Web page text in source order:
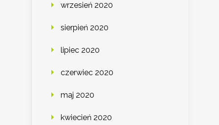
wrzesień 2020
sierpień 2020
lipiec 2020
czerwiec 2020
maj 2020
kwiecień 2020